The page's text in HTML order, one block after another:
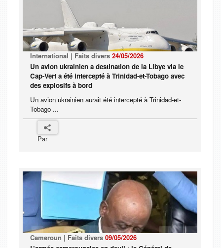
International | Faits divers 24/05/2026
Un avion ukrainien a destination de la Libye via le
Cap-Vert a été intercepté à Trinidad-et-Tobago avec
des explosifs à bord
Un avion ukrainien aurait été intercepté à Trinidad-et-
Tobago ...
Par
Cameroun | Faits divers 09/05/2026